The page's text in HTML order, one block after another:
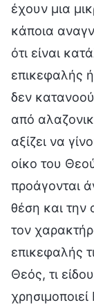
έχουν μια
κάποια
ότι είναι
επικεφαλής
δεν
από
αξίζει να
οίκο του
προάγονται
θέση και την
τον
επικεφαλής
Θεός, τι